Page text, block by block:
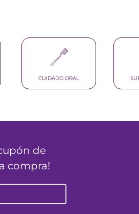
CUIDADO ORAL
de
compra!